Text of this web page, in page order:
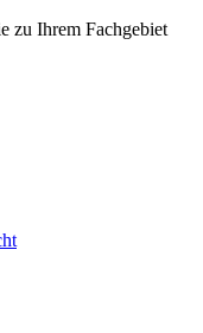
zu Ihrem Fachgebiet